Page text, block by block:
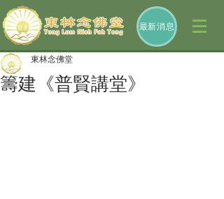
最新消息
籌建《普賢講堂》
東林念佛堂